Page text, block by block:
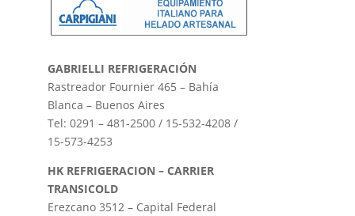
GABRIELLI REFRIGERACIÓN
Rastreador Fournier 465 – Bahía
Blanca – Buenos Aires
Tel: 0291 – 481-2500 / 15-532-4208 /
15-573-4253
HK REFRIGERACION – CARRIER
TRANSICOLD
Erezcano 3512 – Capital Federal